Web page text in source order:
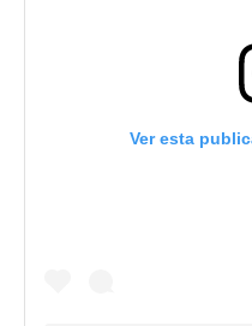
Ver esta